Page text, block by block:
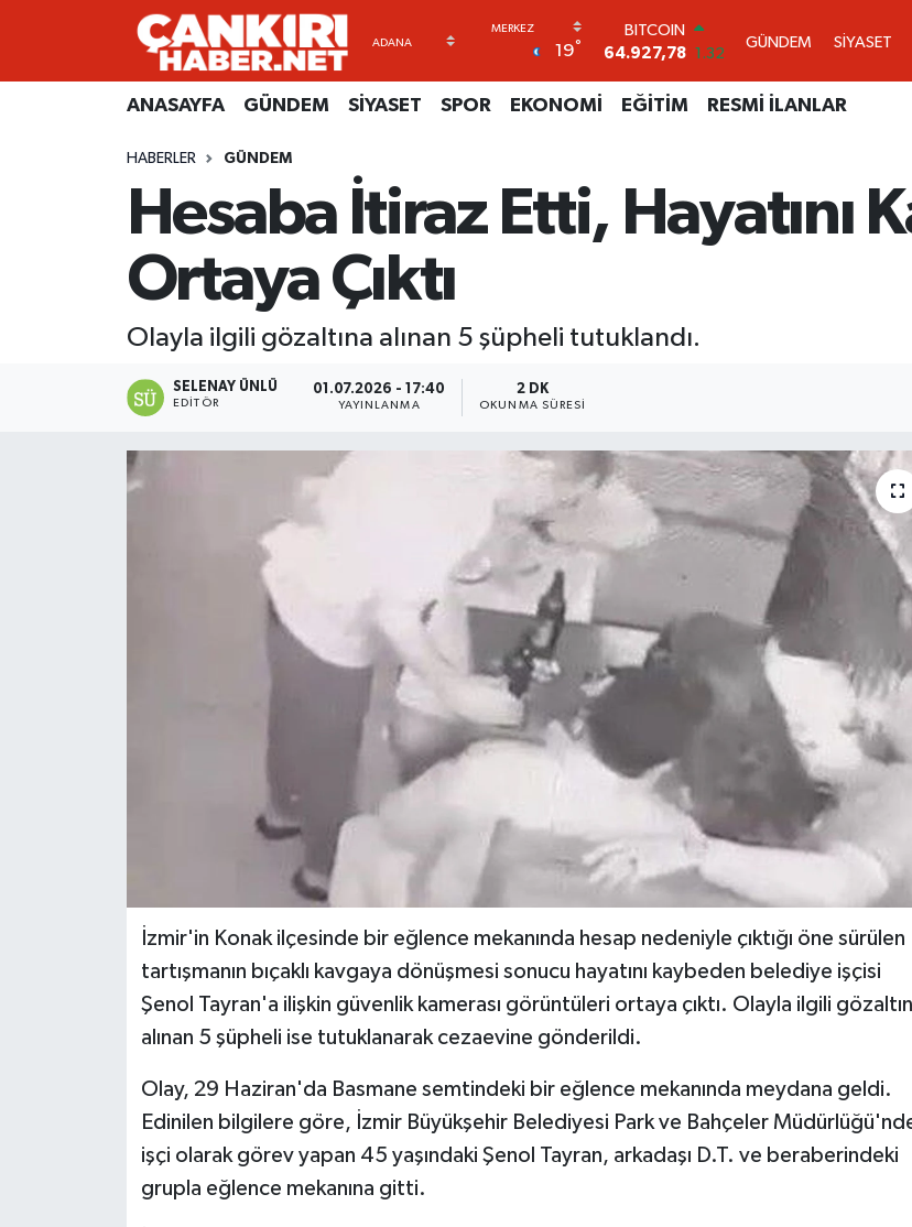
19°
DOLAR
47,5894 0.08
55,0398 -0.02
6527.85
BİST100
13.703 11
GÜNDEM SİYASET
ANASAYFA GÜNDEM SİYASET SPOR EKONOMİ EĞİTİM RESMİ İLANLAR
HABERLER GÜNDEM
Hesaba İtiraz Etti, Hayatını
Ortaya Çıktı
Olayla ilgili gözaltına alınan 5 şüpheli tutuklandı.
SELENAY ÜNLÜ
EDITÖR
01.07.2026 - 17:40
YAYINLANMA
2 DK
OKUNMA SÜRESI
İzmir'in Konak ilçesinde bir eğlence mekanında hesap nedeniyle çıktığı öne sürülen
tartışmanın bıçaklı kavgaya dönüşmesi sonucu hayatını kaybeden belediye işçisi
Şenol Tayran'a ilişkin güvenlik kamerası görüntüleri ortaya çıktı. Olayla ilgili
alınan 5 şüpheli ise tutuklanarak cezaevine gönderildi.
Olay, 29 Haziran'da Basmane semtindeki bir eğlence mekanında meydana geldi.
Edinilen bilgilere göre, İzmir Büyükşehir Belediyesi Park ve Bahçeler
işçi olarak görev yapan 45 yaşındaki Şenol Tayran, arkadaşı D.T. ve beraberindeki
grupla eğlence mekanına gitti.
ANASAYFA
RESMİ İLANLAR
Künye
BİYOGRAFİLER
GÜNDEM
kimdir-nedir-nasil
Merkez Hava Durumu
Tüm Manşetler